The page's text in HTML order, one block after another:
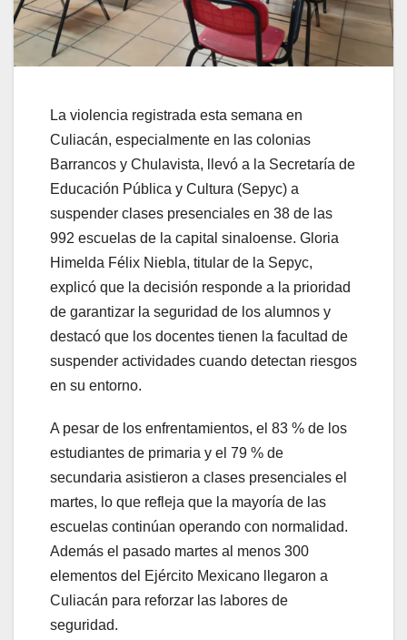
La violencia registrada esta semana en
Culiacán, especialmente en las colonias
Barrancos y Chulavista, llevó a la Secretaría de
Educación Pública y Cultura (Sepyc) a
suspender clases presenciales en 38 de las
992 escuelas de la capital sinaloense. Gloria
Himelda Félix Niebla, titular de la Sepyc,
explicó que la decisión responde a la prioridad
de garantizar la seguridad de los alumnos y
destacó que los docentes tienen la facultad de
suspender actividades cuando detectan riesgos
en su entorno.
A pesar de los enfrentamientos, el 83 % de los
estudiantes de primaria y el 79 % de
secundaria asistieron a clases presenciales el
martes, lo que refleja que la mayoría de las
escuelas continúan operando con normalidad.
Además el pasado martes al menos 300
elementos del Ejército Mexicano llegaron a
Culiacán para reforzar las labores de
seguridad.